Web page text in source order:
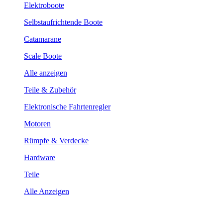
Elektroboote
Selbstaufrichtende Boote
Catamarane
Scale Boote
Alle anzeigen
Teile & Zubehör
Elektronische Fahrtenregler
Motoren
Rümpfe & Verdecke
Hardware
Teile
Alle Anzeigen